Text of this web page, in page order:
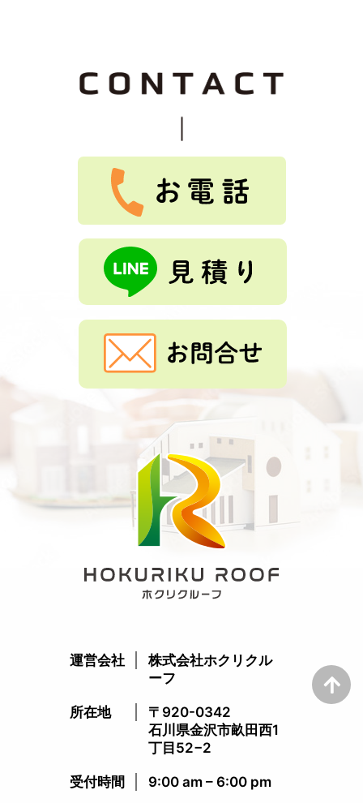
た。親切な説明、保証良く、料金も安かったです。
綺麗になりました。ありがとうございました。
もっと見る
運営会社
株式会社ホクリクル
ーフ
所在地
〒920-0342
石川県金沢市畝田西1
丁目52−2
受付時間​ 9:00 am – 6:00 pm​